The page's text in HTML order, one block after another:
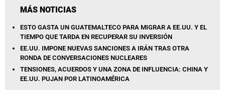
MÁS NOTICIAS
ESTO GASTA UN GUATEMALTECO PARA MIGRAR A EE.UU. Y EL
TIEMPO QUE TARDA EN RECUPERAR SU INVERSIÓN
EE.UU. IMPONE NUEVAS SANCIONES A IRÁN TRAS OTRA
RONDA DE CONVERSACIONES NUCLEARES
TENSIONES, ACUERDOS Y UNA ZONA DE INFLUENCIA: CHINA Y
EE.UU. PUJAN POR LATINOAMÉRICA